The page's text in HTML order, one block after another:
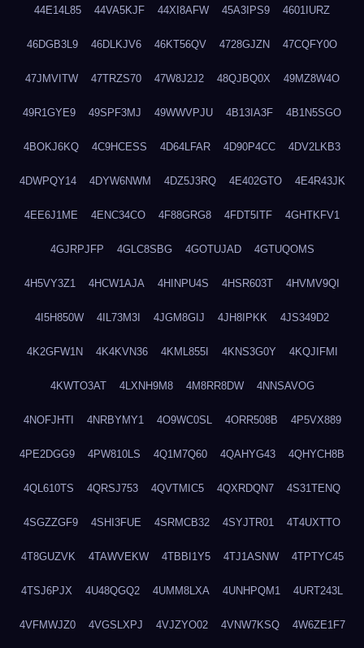
44E14L85 44VA5KJF 44XI8AFW 45A3IPS9 4601IURZ
46DGB3L9 46DLKJV6 46KT56QV 4728GJZN 47CQFY0O
47JMVITW 47TRZS70 47W8J2J2 48QJBQ0X 49MZ8W4O
49R1GYE9 49SPF3MJ 49WWVPJU 4B13IA3F 4B1N5SGO
4BOKJ6KQ 4C9HCESS 4D64LFAR 4D90P4CC 4DV2LKB3
4DWPQY14 4DYW6NWM 4DZ5J3RQ 4E402GTO 4E4R43JK
4EE6J1ME 4ENC34CO 4F88GRG8 4FDT5ITF 4GHTKFV1
4GJRPJFP 4GLC8SBG 4GOTUJAD 4GTUQOMS
4H5VY3Z1 4HCW1AJA 4HINPU4S 4HSR603T 4HVMV9QI
4I5H850W 4IL73M3I 4JGM8GIJ 4JH8IPKK 4JS349D2
4K2GFW1N 4K4KVN36 4KML855I 4KNS3G0Y 4KQJIFMI
4KWTO3AT 4LXNH9M8 4M8RR8DW 4NNSAVOG
4NOFJHTI 4NRBYMY1 4O9WC0SL 4ORR508B 4P5VX889
4PE2DGG9 4PW810LS 4Q1M7Q60 4QAHYG43 4QHYCH8B
4QL610TS 4QRSJ753 4QVTMIC5 4QXRDQN7 4S31TENQ
4SGZZGF9 4SHI3FUE 4SRMCB32 4SYJTR01 4T4UXTTO
4T8GUZVK 4TAWVEKW 4TBBI1Y5 4TJ1ASNW 4TPTYC45
4TSJ6PJX 4U48QGQ2 4UMM8LXA 4UNHPQM1 4URT243L
4VFMWJZ0 4VGSLXPJ 4VJZYO02 4VNW7KSQ 4W6ZE1F7